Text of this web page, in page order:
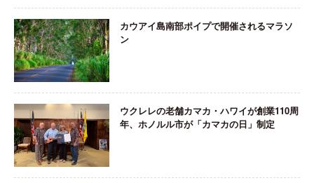
カウアイ島南部ポイプで開催されるマラソ
ン
ウクレレの老舗カマカ・ハワイが創業110周
年、ホノルル市が「カマカの日」制定